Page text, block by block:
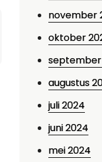
november
oktober
augustus
juli 2024
juni 2024
mei 2024